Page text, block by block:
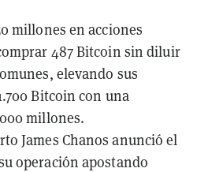
millones en acciones
487 Bitcoin sin diluir
elevando sus
Bitcoin con una
millones.
James Chanos anunció el
operación apostando